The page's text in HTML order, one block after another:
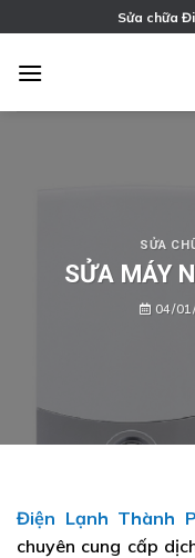
đến
nội
Sửa chữa
SỬA
SỬA MÁY
04/
Điện Lạnh Thành
chuyên cung cấp